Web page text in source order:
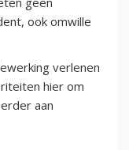
ook omwille
verlenen
hier om
aan